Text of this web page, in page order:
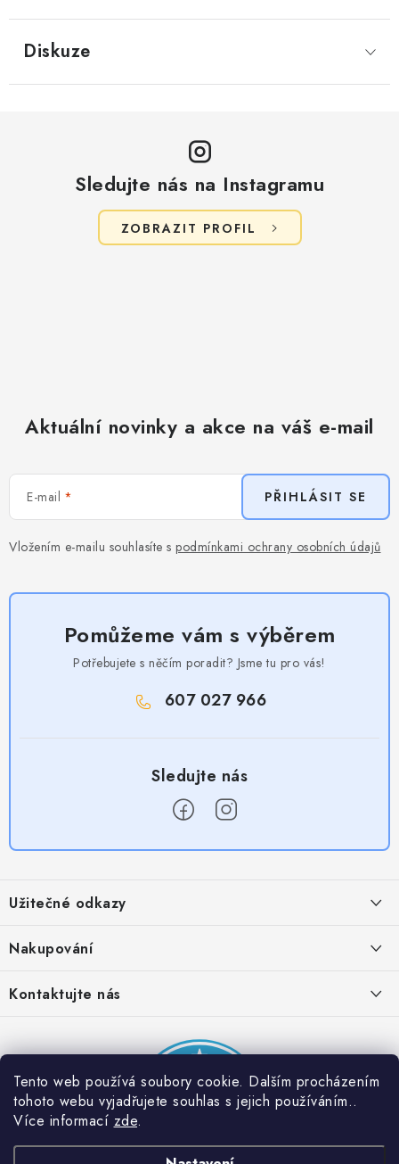
Tento web používá soubory cookie. Dalším procházením
tohoto webu vyjadřujete souhlas s jejich používáním..
Více informací zde.
Diskuze
Sledujte nás na Instagramu
ZOBRAZIT PROFIL
Aktuální novinky a akce na váš e-mail
E-mail
Vložením e-mailu souhlasíte s podmínkami ochrany osobních údajů
PŘIHLÁSIT SE
Pomůžeme vám s výběrem
Potřebujete s něčím poradit? Jsme tu pro vás!
607 027 966
p
a
Užitečné odkazy
Obchodní podmínky
Provizní systém
Partner stránek: Super plecháček
Nakupování
Časté otázky
Podmínky akce 2 + 1 zdarma
Kontaktujte nás